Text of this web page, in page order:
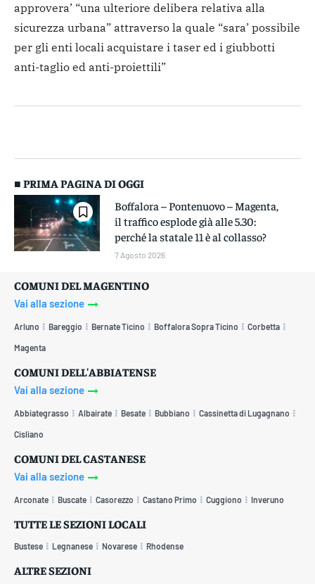
approvera’ “una ulteriore delibera relativa alla
sicurezza urbana” attraverso la quale “sara’ possibile
per gli enti locali acquistare i taser ed i giubbotti
anti-taglio ed anti-proiettili”
■ PRIMA PAGINA DI OGGI
Boffalora – Pontenuovo – Magenta,
il traffico esplode già alle 5.30:
perché la statale 11 è al collasso?
7 Agosto 2026
COMUNI DEL MAGENTINO
Vai alla sezione
Arluno Bareggio Bernate Ticino Boffalora Sopra Ticino Corbetta
Magenta
COMUNI DELL'ABBIATENSE
Vai alla sezione
Abbiategrasso Albairate Besate Bubbiano Cassinetta di Lugagnano
Cisliano
COMUNI DEL CASTANESE
Vai alla sezione
Arconate Buscate Casorezzo Castano Primo Cuggiono Inveruno
TUTTE LE SEZIONI LOCALI
Bustese Legnanese Novarese Rhodense
ALTRE SEZIONI